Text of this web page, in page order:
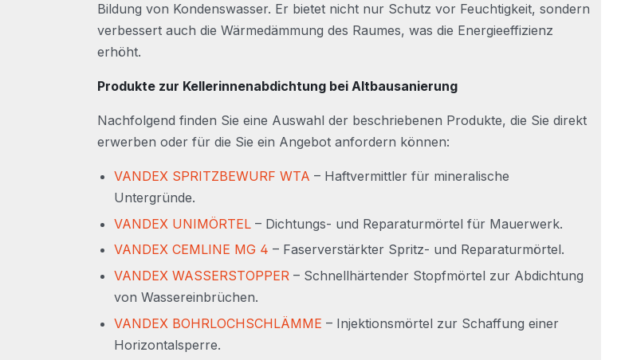
Bildung von Kondenswasser. Er bietet nicht nur Schutz vor Feuchtigkeit, sondern
verbessert auch die Wärmedämmung des Raumes, was die Energieeffizienz
erhöht.
Produkte zur Kellerinnenabdichtung bei Altbausanierung
Nachfolgend finden Sie eine Auswahl der beschriebenen Produkte, die Sie direkt
erwerben oder für die Sie ein Angebot anfordern können:
VANDEX SPRITZBEWURF WTA – Haftvermittler für mineralische
Untergründe.
VANDEX UNIMÖRTEL– Dichtungs- und Reparaturmörtel für Mauerwerk.
VANDEX CEMLINE MG 4 – Faserverstärkter Spritz- und Reparaturmörtel.
VANDEX WASSERSTOPPER – Schnellhärtender Stopfmörtel zur Abdichtung
von Wassereinbrüchen.
VANDEX BOHRLOCHSCHLÄMME – Injektionsmörtel zur Schaffung einer
Horizontalsperre.